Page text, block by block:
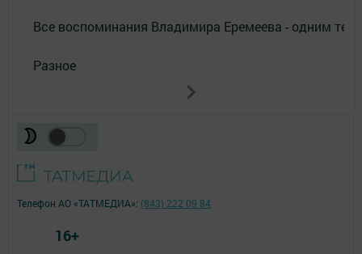
Все воспоминания Владимира Еремеева - одним
Разное
Телефон АО «ТАТМЕДИА»: (843) 222 09 84
16+